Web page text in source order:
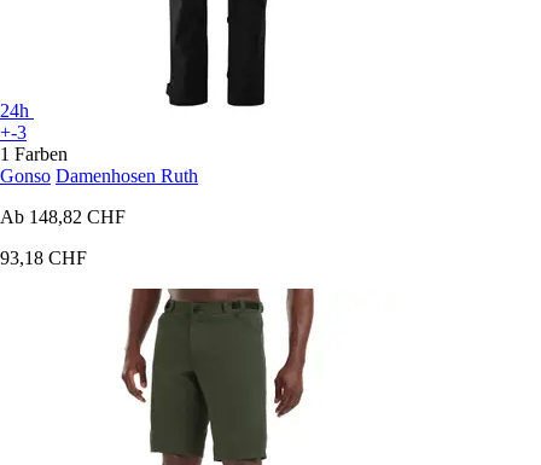
24h
+-3
1 Farben
Gonso Damenhosen Ruth
Ab 148,82 CHF
93,18 CHF